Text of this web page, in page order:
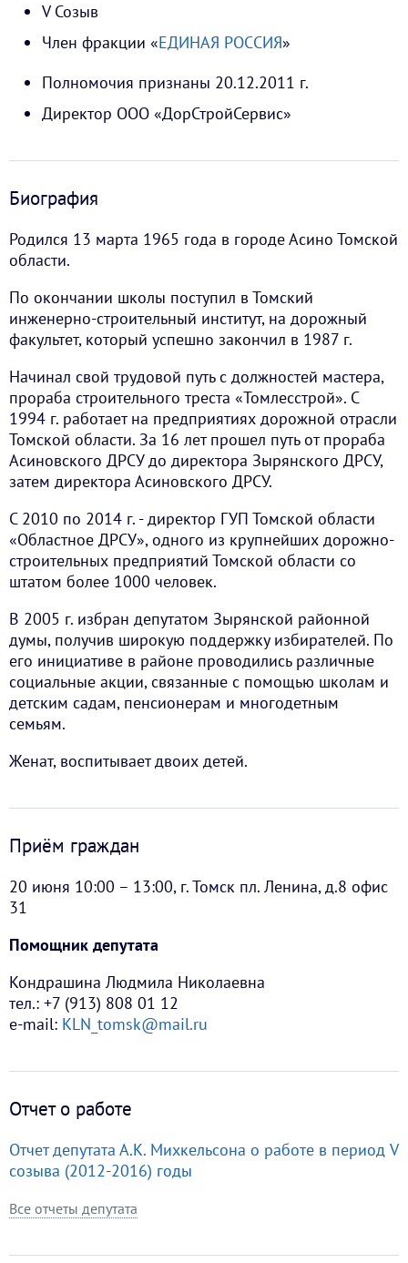
V Созыв
Член фракции «ЕДИНАЯ РОССИЯ»
Полномочия признаны 20.12.2011 г.
Директор ООО «ДорСтройСервис»
Биография
Родился 13 марта 1965 года в городе Асино Томской
области.
По окончании школы поступил в Томский
инженерно-строительный институт, на дорожный
факультет, который успешно закончил в 1987 г.
Начинал свой трудовой путь с должностей мастера,
прораба строительного треста «Томлесстрой». С
1994 г. работает на предприятиях дорожной отрасли
Томской области. За 16 лет прошел путь от прораба
Асиновского ДРСУ до директора Зырянского ДРСУ,
затем директора Асиновского ДРСУ.
С 2010 по 2014 г. - директор ГУП Томской области
«Областное ДРСУ», одного из крупнейших дорожно-
строительных предприятий Томской области со
штатом более 1000 человек.
В 2005 г. избран депутатом Зырянской районной
думы, получив широкую поддержку избирателей. По
его инициативе в районе проводились различные
социальные акции, связанные с помощью школам и
детским садам, пенсионерам и многодетным
семьям.
Женат, воспитывает двоих детей.
Приём граждан
20 июня 10:00 – 13:00, г. Томск пл. Ленина, д.8 офис
31
Помощник депутата
Кондрашина Людмила Николаевна
тел.: +7 (913) 808 01 12
e-mail: KLN_tomsk@mail.ru
Отчет о работе
Отчет депутата А.К. Михкельсона о работе в период V
созыва (2012-2016) годы
Все отчеты депутата